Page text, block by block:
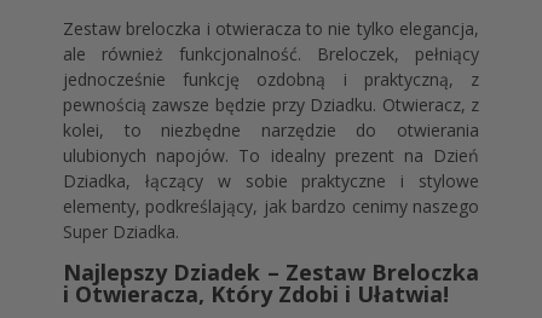
Zestaw breloczka i otwieracza to nie tylko elegancja,
ale również funkcjonalność. Breloczek, pełniący
jednocześnie funkcję ozdobną i praktyczną, z
pewnością zawsze będzie przy Dziadku. Otwieracz, z
kolei, to niezbędne narzędzie do otwierania
ulubionych napojów. To idealny prezent na Dzień
Dziadka, łączący w sobie praktyczne i stylowe
elementy, podkreślający, jak bardzo cenimy naszego
Super Dziadka.
Najlepszy Dziadek – Zestaw Breloczka
i Otwieracza, Który Zdobi i Ułatwia!